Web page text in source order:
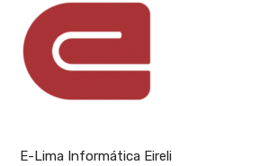
E-Lima Informática Eireli